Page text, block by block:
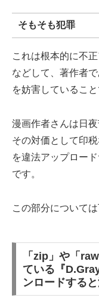
そもそも犯罪
これは根本的に不
などして、著作者
を妨害していること
漫画作者さんは日
その対価として印
を違法アップロー
です。
この部分について
「zip」や「
ている『
ンロードする